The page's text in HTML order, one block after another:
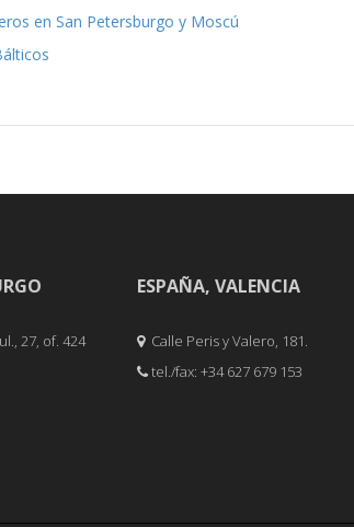
en San Petersburgo y Moscú
27, of. 424
ESPAÑA, VALENCIA
Calle Peris y Valero, 181.
tel./fax: +34 627 679 153